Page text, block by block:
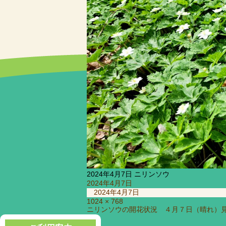
2024年4月7日 ニリンソウ
投
日:
2024年4月7日
2024年4月7日
フ
ル
サ
1024 × 768
投
稿
ニリンソウの開花状況 ４月７日（晴れ）